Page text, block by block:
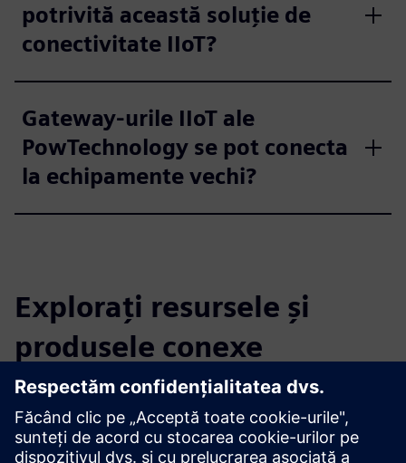
potrivită această soluție de
conectivitate IIoT?
Gateway-urile IIoT ale
PowTechnology se pot conecta
la echipamente vechi?
Explorați resursele și
produsele conexe
Informații și resurse suplimentare
Broșură hardware PowTechnology Metron5